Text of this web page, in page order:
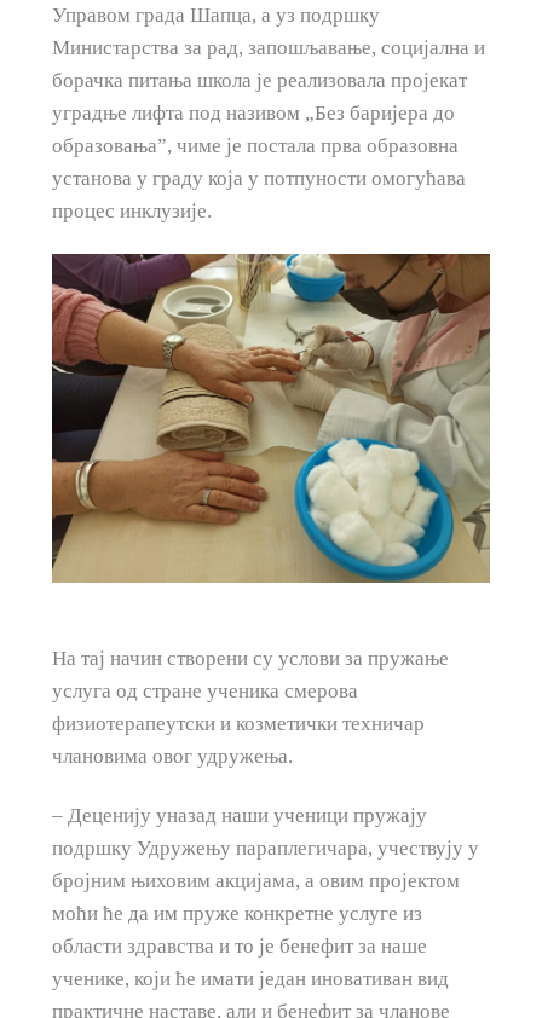
Управом града Шапца, а уз подршку
Министарства за рад, запошљавање, социјална и
борачка питања школа је реализовала пројекат
уградње лифта под називом „Без баријера до
образовања”, чиме је постала прва образовна
установа у граду која у потпуности омогућава
процес инклузије.
На тај начин створени су услови за пружање
услуга од стране ученика смерова
физиотерапеутски и козметички техничар
члановима овог удружења.
– Деценију уназад наши ученици пружају
подршку Удружењу параплегичара, учествују у
бројним њиховим акцијама, а овим пројектом
моћи ће да им пруже конкретне услуге из
области здравства и то је бенефит за наше
ученике, који ће имати један иновативан вид
практичне наставе, али и бенефит за чланове